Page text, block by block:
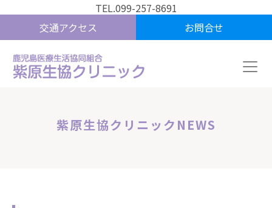
TEL.099-257-8691
交通アクセス
お問合せ
紫原生協クリニックNEWS